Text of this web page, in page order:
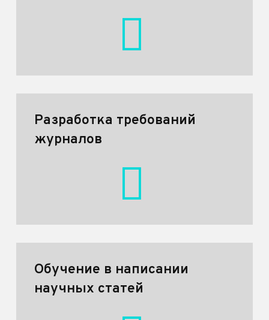
Разработка требований
журналов
Обучение в написании
научных статей